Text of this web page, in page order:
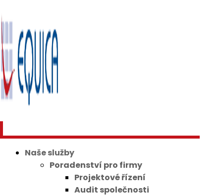
Naše služby
Poradenství pro firmy
Projektové řízení
Audit společnosti